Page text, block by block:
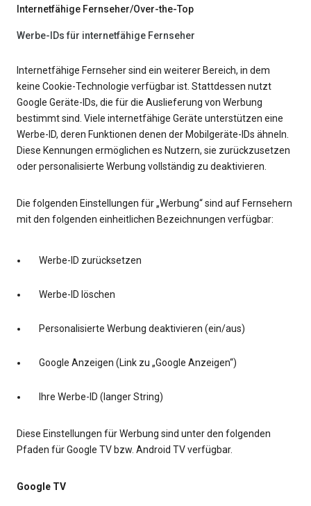
Internetfähige Fernseher/Over-the-Top
Werbe-IDs für internetfähige Fernseher
Internetfähige Fernseher sind ein weiterer Bereich, in dem
keine Cookie-Technologie verfügbar ist. Stattdessen nutzt
Google Geräte-IDs, die für die Auslieferung von Werbung
bestimmt sind. Viele internetfähige Geräte unterstützen eine
Werbe-ID, deren Funktionen denen der Mobilgeräte-IDs ähneln.
Diese Kennungen ermöglichen es Nutzern, sie zurückzusetzen
oder personalisierte Werbung vollständig zu deaktivieren.
Die folgenden Einstellungen für „Werbung“ sind auf Fernsehern
mit den folgenden einheitlichen Bezeichnungen verfügbar:
Werbe-ID zurücksetzen
Werbe-ID löschen
Personalisierte Werbung deaktivieren (ein/aus)
Google Anzeigen (Link zu „Google Anzeigen“)
Ihre Werbe-ID (langer String)
Diese Einstellungen für Werbung sind unter den folgenden
Pfaden für Google TV bzw. Android TV verfügbar.
Google TV